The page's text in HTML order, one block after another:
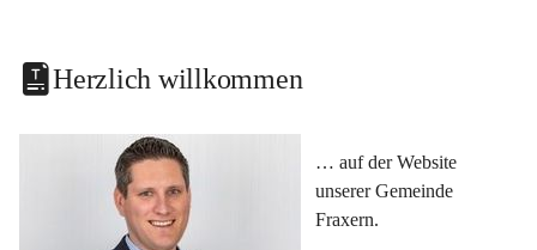
Herzlich willkommen
… auf der Website
unserer Gemeinde
Fraxern.